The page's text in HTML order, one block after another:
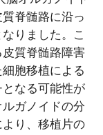
脊髄路に沿っ
りました。こ
質脊髄路障害
胞移植による
なる可能性が
ガノイドの分
り、移植片の